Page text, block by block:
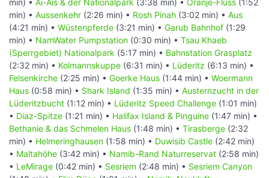
min) • Aussenkehr (2:26 min) • Rosh Pinah (3:02 min) • Aus
(4:21 min) • Wüstenpferde (3:21 min) • Garub Bahnhof (1:29
min) • NamWater Pumpstation (0:30 min) • Tsau Khaeb
(Sperrgebiet) Nationalpark (5:17 min) • Bahnstation Grasplatz
(2:32 min) • Kolmannskuppe (6:31 min) • Lüderitz (6:13 min) •
Felsenkirche (2:25 min) • Goerke Haus (1:44 min) • Woermann
Haus (0:58 min) • Shark Island (1:35 min) • Austernzucht in der
Lüderitzbucht (1:12 min) • Lüderitz Speed Challenge (1:01 min)
• Diaz-Spitze (1:21 min) • Halifax Island & Pinguine (1:47 min) •
Bethanie & das Schmelen Haus (1:48 min) • Tirasberge (2:32
min) • Helmeringhausen (1:58 min) • Duwisib Castle (2:42 min)
• Maltahöhe (3:42 min) • Namib-Rand Naturreservat (2:58 min)
• LeMirage (0:42 min) • Sesriem (2:48 min) • Sesriem Canyon